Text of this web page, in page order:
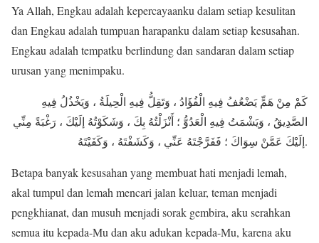
Ya Allah, Engkau adalah kepercayaanku dalam setiap kesulitan
dan Engkau adalah tumpuan harapanku dalam setiap kesusahan.
Engkau adalah tempatku berlindung dan sandaran dalam setiap
urusan yang menimpaku.
كَمْ مِنْ هَمٍّ يَضْعُفُ فِيهِ الْفُؤَادُ ، وَتَقِلُّ فِيهِ الْحِيلَةُ ، وَيَخْذُلُ فِيهِ
الصَّدِيقُ ، وَيَشْمَتُ فِيهِ الْعَدُوُّ ؛ أَنْزَلْتُهُ بِكَ ، وَشَكَوْتُهُ إلَيْكَ ، رَغْبَةً مِنِّي‌
إلَيْكَ عَمَّنْ سِوَاكَ ؛ فَفَرَّجْتَهُ عَنِّي‌ ، وَكَشَفْتَهُ ، وَكَفَيْتَهُ.
Betapa banyak kesusahan yang membuat hati menjadi lemah,
akal tumpul dan lemah mencari jalan keluar, teman menjadi
pengkhianat, dan musuh menjadi sorak gembira, aku serahkan
semua itu kepada-Mu dan aku adukan kepada-Mu, karena aku